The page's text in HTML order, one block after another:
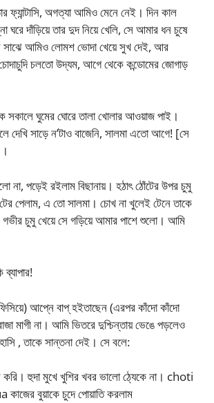
ফ্যান্টাসি, অগত্যা আমিও মেনে নেই। দিন কাল
ঘরে দাঁড়িয়ে তার দুদ নিয়ে খেলি, সে আমার ধন চুষে
সাঝে আমিও লোমশ ভোদা খেয়ে সুখ দেই, আর
চলতো উদ্যম, আগে থেকে কন্ডোমের জোগাড়
সকালে ঘুমের ঘোরে তালা খোলার আওয়াজ পাই।
দেখি সাড়ে ন’টাও বাজেনি, সালমা এতো আগে! [সে
না, পড়েই রইলাম বিছানায়। হঠাৎ ঠোঁটের উপর চুমু
পেলাম, এ তো সালমা। চোখ না খুলেই টেনে তাকে
গভীর চুমু খেয়ে সে গড়িয়ে আমার পাশে শুলো। আমি
আপ্নে বাপ্ হইতাছেন (এরপর কাঁদো কাঁদো
মাগী না। আমি ভিতরে দুশ্চিন্তায় ভেঙে পড়লেও
, তাকে সান্তনা দেই। সে বলে:
হুদা মুখে খুশির খবর ভালো ঠ্যেকে না। choti
বুয়াকে চুদে পোয়াতি করলাম